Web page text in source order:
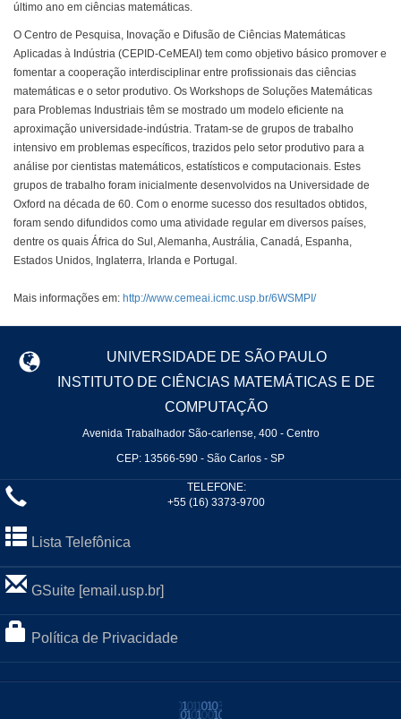
último ano em ciências matemáticas.
O Centro de Pesquisa, Inovação e Difusão de Ciências Matemáticas
Aplicadas à Indústria (CEPID-CeMEAI) tem como objetivo básico promover e
fomentar a cooperação interdisciplinar entre profissionais das ciências
matemáticas e o setor produtivo. Os Workshops de Soluções Matemáticas
para Problemas Industriais têm se mostrado um modelo eficiente na
aproximação universidade-indústria. Tratam-se de grupos de trabalho
intensivo em problemas específicos, trazidos pelo setor produtivo para a
análise por cientistas matemáticos, estatísticos e computacionais. Estes
grupos de trabalho foram inicialmente desenvolvidos na Universidade de
Oxford na década de 60. Com o enorme sucesso dos resultados obtidos,
foram sendo difundidos como uma atividade regular em diversos países,
dentre os quais África do Sul, Alemanha, Austrália, Canadá, Espanha,
Estados Unidos, Inglaterra, Irlanda e Portugal.
Mais informações em: http://www.cemeai.icmc.usp.br/6WSMPI/
UNIVERSIDADE DE SÃO PAULO
INSTITUTO DE CIÊNCIAS MATEMÁTICAS E DE
COMPUTAÇÃO
Avenida Trabalhador São-carlense, 400 - Centro
CEP: 13566-590 - São Carlos - SP
TELEFONE:
+55 (16) 3373-9700
Lista Telefônica
GSuite [email.usp.br]
Política de Privacidade